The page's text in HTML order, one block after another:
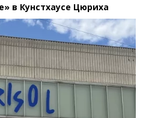
в Кунстхаусе Цюриха